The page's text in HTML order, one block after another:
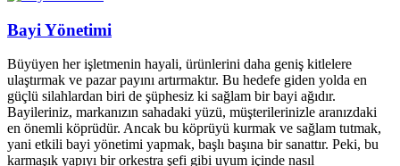
Bayi Yönetimi
Büyüyen her işletmenin hayali, ürünlerini daha geniş kitlelere
ulaştırmak ve pazar payını artırmaktır. Bu hedefe giden yolda en
güçlü silahlardan biri de şüphesiz ki sağlam bir bayi ağıdır.
Bayileriniz, markanızın sahadaki yüzü, müşterilerinizle aranızdaki
en önemli köprüdür. Ancak bu köprüyü kurmak ve sağlam tutmak,
yani etkili bayi yönetimi yapmak, başlı başına bir sanattır. Peki, bu
karmaşık yapıyı bir orkestra şefi gibi uyum içinde nasıl